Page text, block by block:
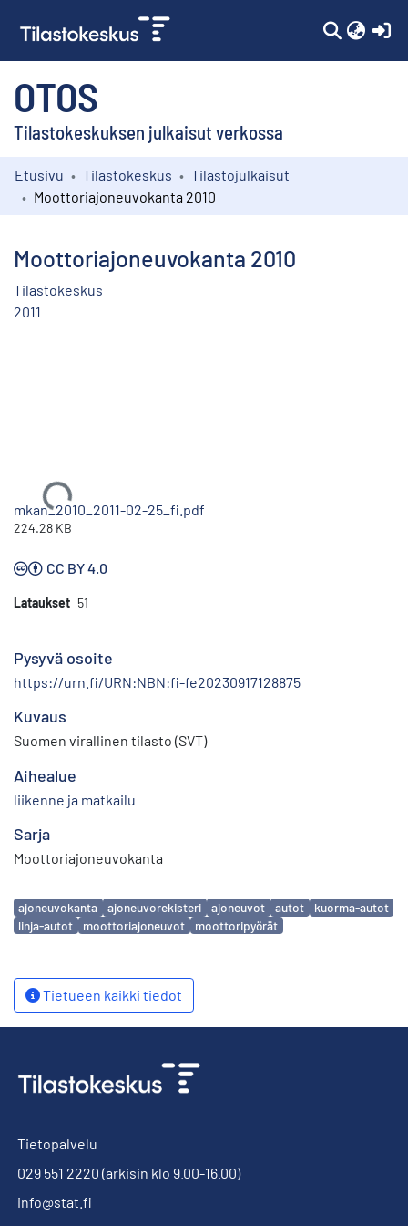
OTOS
Tilastokeskuksen julkaisut verkossa
Kokoelmat
Etusivu Tilastokeskus
Tilastojulkaisut
Moottoriajoneuvokanta 2010
Moottoriajoneuvokanta 2010
Tilastokeskus
2011
Ladataan...
mkan_2010_2011-02-25_fi.pdf
224.28 KB
CC BY 4.0
Lataukset 51
Pysyvä osoite
https://urn.fi/URN:NBN:fi-fe20230917128875
Kuvaus
Suomen virallinen tilasto (SVT)
Aihealue
liikenne ja matkailu
Sarja
Moottoriajoneuvokanta
Avainsanat
ajoneuvokanta ajoneuvorekisteri ajoneuvot autot
kuorma-autot
linja-autot
moottoriajoneuvot moottoripyörät
Tietueen kaikki tiedot
Tietopalvelu
029 551 2220 (arkisin klo 9.00-16.00)
info@stat.fi